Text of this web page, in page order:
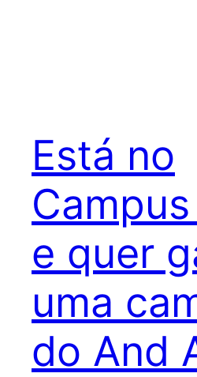
Está no
e quer
uma
do And